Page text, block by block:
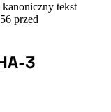
kanoniczny tekst
przed
3